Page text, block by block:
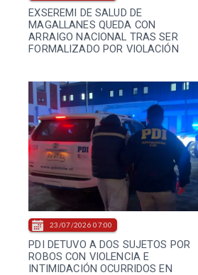
EXSEREMI DE SALUD DE
MAGALLANES QUEDA CON
ARRAIGO NACIONAL TRAS SER
FORMALIZADO POR VIOLACIÓN
PDI DETUVO A DOS SUJETOS POR
ROBOS CON VIOLENCIA E
INTIMIDACIÓN OCURRIDOS EN
23/07/2026 07:00